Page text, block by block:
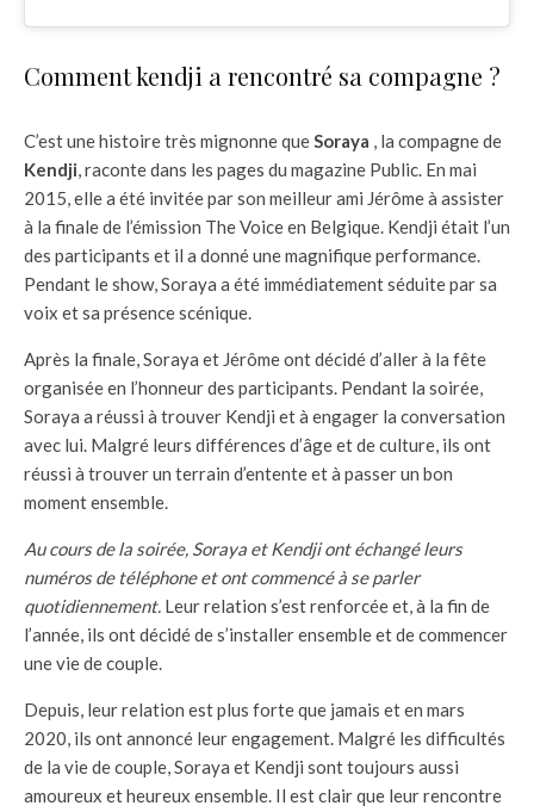
Comment kendji a rencontré sa compagne ?
C’est une histoire très mignonne queSoraya , la compagne de
Kendji, raconte dans les pages du magazine Public. En mai
2015, elle a été invitée par son meilleur ami Jérôme à assister
à la finale de l’émission The Voice en Belgique. Kendji était l’un
des participants et il a donné une magnifique performance.
Pendant le show, Soraya a été immédiatement séduite par sa
voix et sa présence scénique.
Après la finale, Soraya et Jérôme ont décidé d’aller à la fête
organisée en l’honneur des participants. Pendant la soirée,
Soraya a réussi à trouver Kendji et à engager la conversation
avec lui. Malgré leurs différences d’âge et de culture, ils ont
réussi à trouver un terrain d’entente et à passer un bon
moment ensemble.
Au cours de la soirée, Soraya et Kendji ont échangé leurs
numéros de téléphone et ont commencé à se parler
quotidiennement. Leur relation s’est renforcée et, à la fin de
l’année, ils ont décidé de s’installer ensemble et de commencer
une vie de couple.
Depuis, leur relation est plus forte que jamais et en mars
2020, ils ont annoncé leur engagement. Malgré les difficultés
de la vie de couple, Soraya et Kendji sont toujours aussi
amoureux et heureux ensemble. Il est clair que leur rencontre